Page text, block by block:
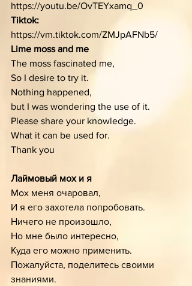
https://youtu.be/OvTEYxamq_0
Tiktok:
https://vm.tiktok.com/ZMJpAFNb5/
Lime moss and me
The moss fascinated me,
So I desire to try it.
Nothing happened,
but I was wondering the use of it.
Please share your knowledge.
What it can be used for.
Thank you
Лаймовый мох и я
Mox меня очаровал,
И я его захотела попробовать.
Ничего не произошло,
Но мне было интересно,
Куда его можно применить.
Пожалуйста, поделитесь своими
знаниями.